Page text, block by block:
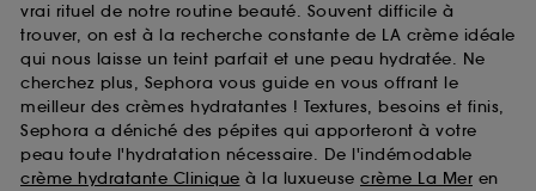
vrai rituel de notre routine beauté. Souvent difficile à
trouver, on est à la recherche constante de LA crème idéale
qui nous laisse un teint parfait et une peau hydratée. Ne
cherchez plus, Sephora vous guide en vous offrant le
meilleur des crèmes hydratantes ! Textures, besoins et finis,
Sephora a déniché des pépites qui apporteront à votre
peau toute l'hydratation nécessaire. De l'indémodable
crème hydratante Clinique à la luxueuse crème La Mer en